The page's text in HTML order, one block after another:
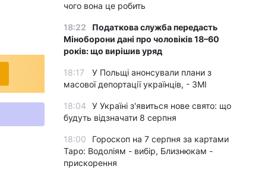
чого вона це робить
18:22
Податкова служба передасть
Міноборони дані про чоловіків 18–60
років: що вирішив уряд
18:17
У Польщі анонсували плани з
масової депортації українців, - ЗМІ
18:04
У Україні з'явиться нове свято: що
будуть відзначати 8 серпня
18:00
Гороскоп на 7 серпня за картами
Таро: Водоліям - вибір, Близнюкам -
прискорення